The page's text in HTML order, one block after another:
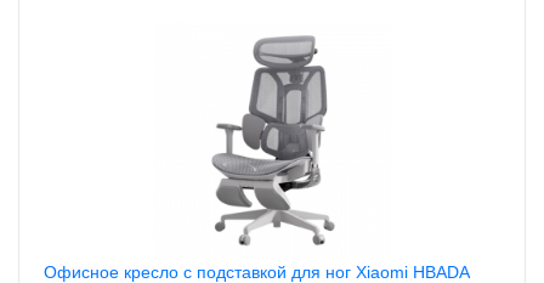
Офисное кресло с подставкой для ног Xiaomi HBADA